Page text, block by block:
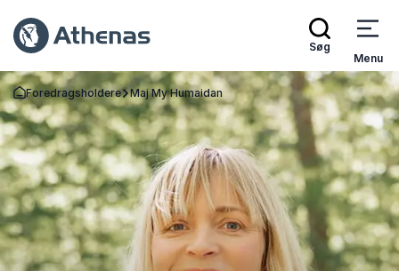
Søg
Menu
Tilbage til forsiden
Foredragsholdere Maj My Humaidan